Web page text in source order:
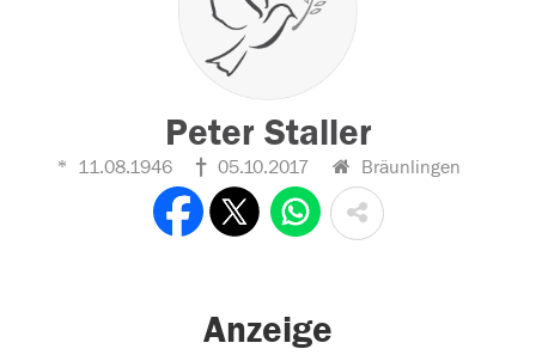
Peter Staller
11.08.1946 05.10.2017 Bräunlingen
Anzeige